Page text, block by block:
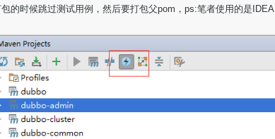
的时候跳过测试用例，然后要打包父pom，ps:笔者使用的是IDEA